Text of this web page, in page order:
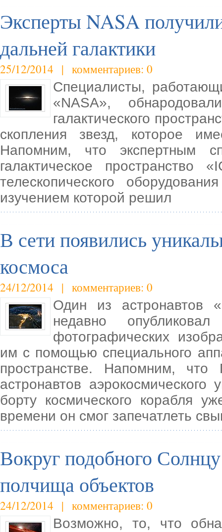
Эксперты NASA
дальней галактики
25/12/2014 | комментариев: 0
Специалисты,
«NASA»,
галактического
скопления звезд, которое
Напомним, что экспертным
галактическое
телескопического
изучением которой решил
В сети появились
космоса
24/12/2014 | комментариев: 0
Один из астронавтов
недавно
фотографических
им с помощью специального
пространстве. Напомним,
астронавтов
борту космического корабля
времени он смог запечатлеть
Вокруг подобного
полчища объектов
24/12/2014 | комментариев: 0
Возможно, то, что